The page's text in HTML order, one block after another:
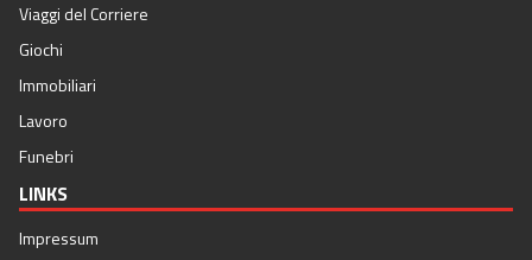
Viaggi del Corriere
Giochi
Immobiliari
Lavoro
Funebri
LINKS
Impressum